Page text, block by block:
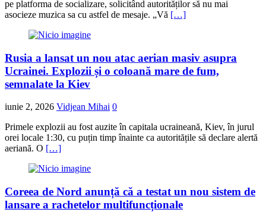
pe platforma de socializare, solicitând autorităților să nu mai
asocieze muzica sa cu astfel de mesaje. „Vă […]
Rusia a lansat un nou atac aerian masiv asupra
Ucrainei. Explozii și o coloană mare de fum,
semnalate la Kiev
iunie 2, 2026 Vidjean Mihai 0
Primele explozii au fost auzite în capitala ucraineană, Kiev, în jurul
orei locale 1:30, cu puțin timp înainte ca autoritățile să declare alertă
aeriană. O […]
Coreea de Nord anunță că a testat un nou sistem de
lansare a rachetelor multifuncționale